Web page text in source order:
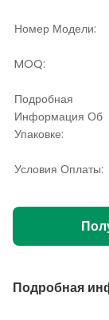
Номер Модели:
MOQ:
Подробная
Информация Об
Упаковке:
Условия Оплаты:
Подробная